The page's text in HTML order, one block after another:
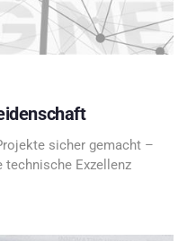
sicher gemacht –
technische Exzellenz